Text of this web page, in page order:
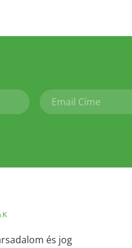
és jog